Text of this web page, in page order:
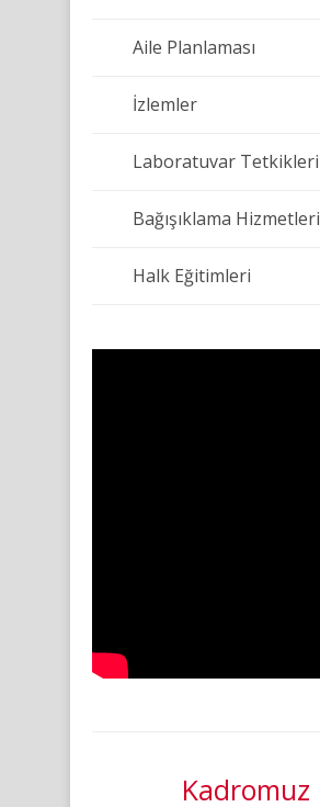
Aile Planlaması
İzlemler
Laboratuvar Tetkikleri
Bağışıklama Hizmetleri
Halk Eğitimleri
Kadromuz